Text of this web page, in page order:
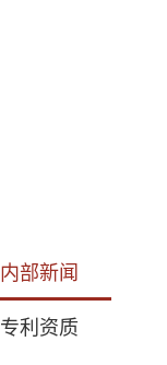
内部新闻
专利资质